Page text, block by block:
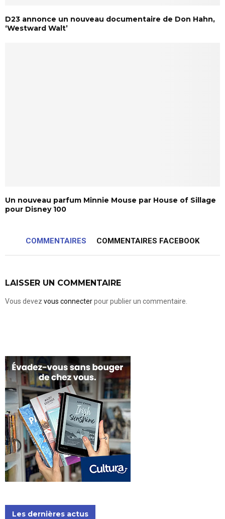
D23 annonce un nouveau documentaire de Don Hahn,
‘Westward Walt’
Un nouveau parfum Minnie Mouse par House of Sillage
pour Disney 100
COMMENTAIRES COMMENTAIRES FACEBOOK
LAISSER UN COMMENTAIRE
Vous devez vous connecterpour publier un commentaire.
Les dernières actus